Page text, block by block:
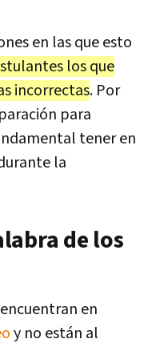
en las que esto
los que
incorrectas. Por
para
tener en
la
de los
en
y no están al